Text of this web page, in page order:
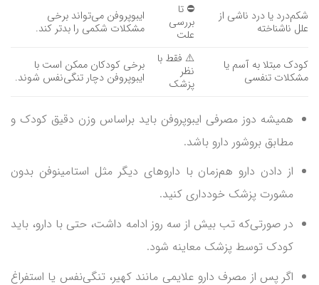
شکم‌درد یا درد ناشی از
علل ناشناخته
⛔ تا
بررسی
علت
ایبوپروفن می‌تواند برخی
مشکلات شکمی را بدتر کند.
کودک مبتلا به آسم یا
مشکلات تنفسی
⚠️ فقط با
نظر
پزشک
برخی کودکان ممکن است با
ایبوپروفن دچار تنگی‌نفس شوند.
همیشه دوز مصرفی ایبوپروفن باید براساس وزن دقیق کودک و
مطابق بروشور دارو باشد.
از دادن دارو هم‌زمان با داروهای دیگر مثل استامینوفن بدون
مشورت پزشک خودداری کنید.
در صورتی‌که تب بیش از سه روز ادامه داشت، حتی با دارو، باید
کودک توسط پزشک معاینه شود.
اگر پس از مصرف دارو علایمی مانند کهیر، تنگی‌نفس یا استفراغ